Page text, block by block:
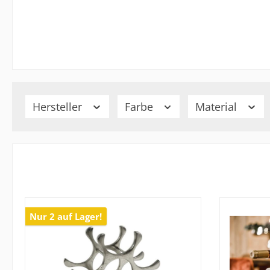
Hersteller Farbe Material
Nur 2 auf Lager!